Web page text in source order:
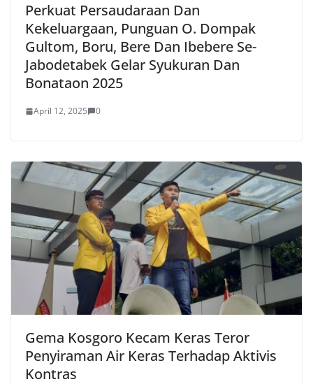
Perkuat Persaudaraan Dan
Kekeluargaan, Punguan O. Dompak
Gultom, Boru, Bere Dan Ibebere Se-
Jabodetabek Gelar Syukuran Dan
Bonataon 2025
April 12, 2025 0
Gema Kosgoro Kecam Keras Teror
Penyiraman Air Keras Terhadap Aktivis
Kontras